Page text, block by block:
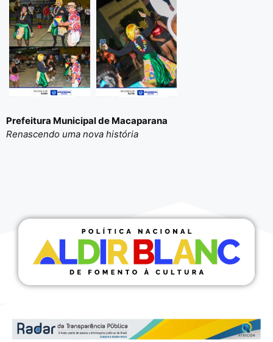
Prefeitura Municipal de Macaparana
Renascendo uma nova história